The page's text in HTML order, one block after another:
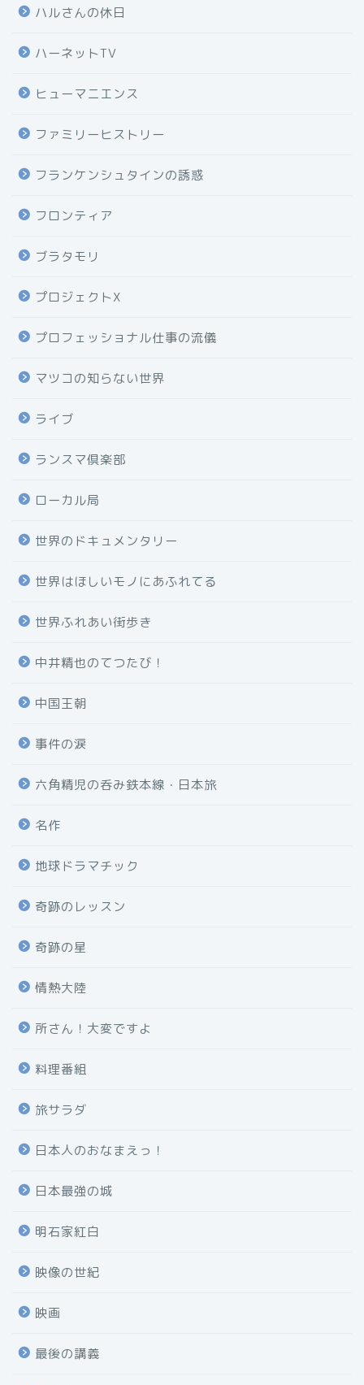
ハルさんの休日
ハーネットTV
ヒューマニエンス
ファミリーヒストリー
フランケンシュタインの誘惑
フロンティア
ブラタモリ
プロジェクトX
プロフェッショナル仕事の流儀
マツコの知らない世界
ライブ
ランスマ倶楽部
ローカル局
世界のドキュメンタリー
世界はほしいモノにあふれてる
世界ふれあい街歩き
中井精也のてつたび！
中国王朝
事件の涙
六角精児の呑み鉄本線・日本旅
名作
地球ドラマチック
奇跡のレッスン
奇跡の星
情熱大陸
所さん！大変ですよ
料理番組
旅サラダ
日本人のおなまえっ！
日本最強の城
明石家紅白
映像の世紀
映画
最後の講義